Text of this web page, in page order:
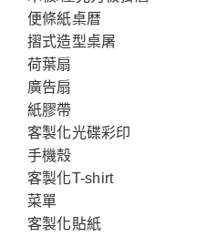
便條紙桌暦
摺式造型桌屠
荷葉扇
廣告扇
紙膠帶
客製化光碟彩印
手機殼
客製化T-shirt
菜單
客製化貼紙